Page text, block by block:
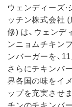
ウェンディーズ·
ッチン株式会社
修) は、ウェンデ
ンニョムチキン
ンバーガーを、
さらにチキンバ
界各国の味をイ
ップを充実させ
チンのチキンバ